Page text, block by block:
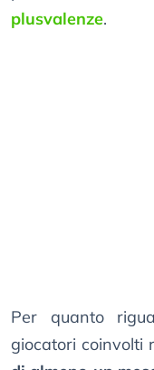
plusvalenze.
Per quanto
giocatori coinvolti